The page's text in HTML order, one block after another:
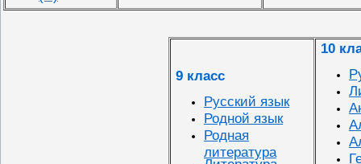
9 класс
Русский язык
Родной язык
Родная
литература
10